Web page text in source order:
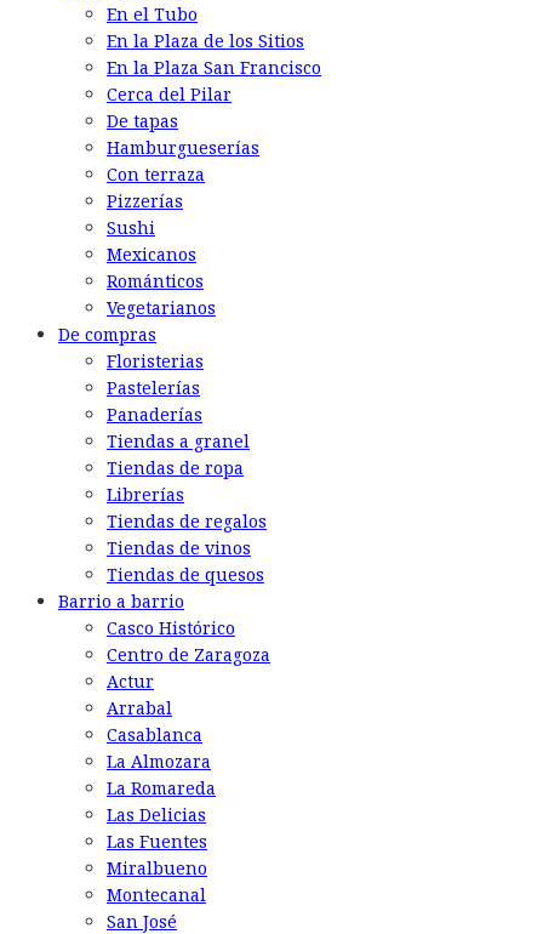
En el Tubo
En la Plaza de los Sitios
En la Plaza San Francisco
Cerca del Pilar
De tapas
Hamburgueserías
Con terraza
Pizzerías
Sushi
Mexicanos
Románticos
Vegetarianos
De compras
Floristerias
Pastelerías
Panaderías
Tiendas a granel
Tiendas de ropa
Librerías
Tiendas de regalos
Tiendas de vinos
Tiendas de quesos
Barrio a barrio
Casco Histórico
Centro de Zaragoza
Actur
Arrabal
Casablanca
La Almozara
La Romareda
Las Delicias
Las Fuentes
Miralbueno
Montecanal
San José